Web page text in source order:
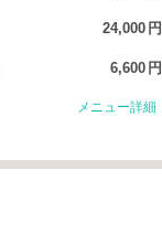
24,000 円
6,600 円
メニュー詳細